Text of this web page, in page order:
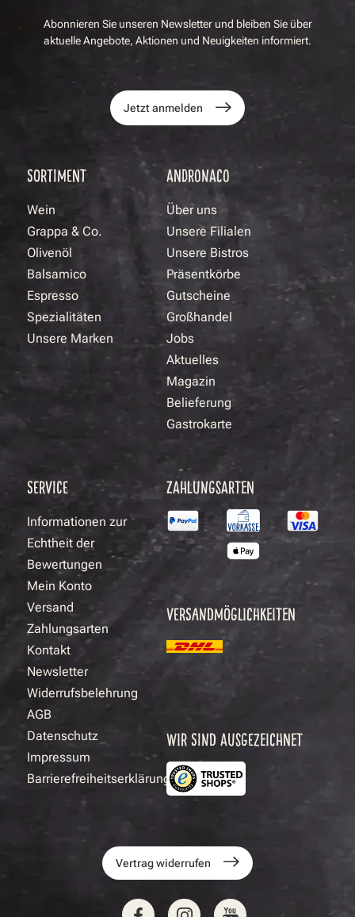
Abonnieren Sie unseren Newsletter und bleiben Sie über
aktuelle Angebote, Aktionen und Neuigkeiten informiert.
Jetzt anmelden
SORTIMENT
Wein
Grappa & Co.
Olivenöl
Balsamico
Espresso
Spezialitäten
Unsere Marken
ANDRONACO
Über uns
Unsere Filialen
Unsere Bistros
Präsentkörbe
Gutscheine
Großhandel
Jobs
Aktuelles
Magazin
Belieferung
Gastrokarte
SERVICE
Informationen zur
Echtheit der
Bewertungen
Mein Konto
Versand
Zahlungsarten
Kontakt
Newsletter
Widerrufsbelehrung
AGB
Datenschutz
Impressum
Barrierefreiheitserklärung
ZAHLUNGSARTEN
VERSANDMÖGLICHKEITEN
WIR SIND AUSGEZEICHNET
Vertrag widerrufen